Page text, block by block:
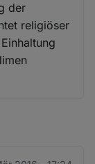
der
religiöser